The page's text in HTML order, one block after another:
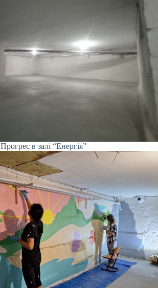
Прогрес в залі “Енергія”